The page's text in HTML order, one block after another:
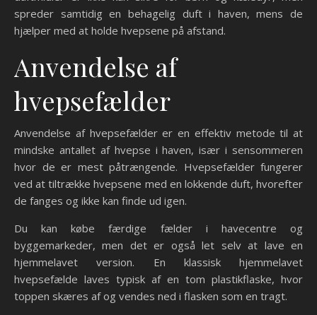
spreder samtidig en behagelig duft i haven, mens de
hjælper med at holde hvepsene på afstand.
Anvendelse af
hvepsefælder
Anvendelse af hvepsefælder er en effektiv metode til at
mindske antallet af hvepse i haven, især i sensommeren
hvor de er mest påtrængende. Hvepsefælder fungerer
ved at tiltrække hvepsene med en lokkende duft, hvorefter
de fanges og ikke kan finde ud igen.
Du kan købe færdige fælder i havecentre og
byggemarkeder, men det er også let selv at lave en
hjemmelavet version. En klassisk hjemmelavet
hvepsefælde laves typisk af en tom plastikflaske, hvor
toppen skæres af og vendes ned i flasken som en tragt.